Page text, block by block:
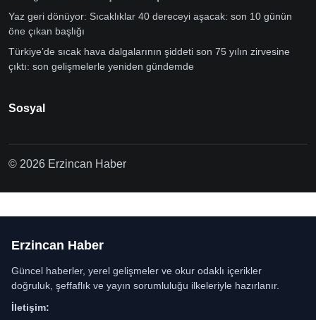
Yaz geri dönüyor: Sıcaklıklar 40 dereceyi aşacak: son 10 günün
öne çıkan başlığı
Türkiye’de sıcak hava dalgalarının şiddeti son 75 yılın zirvesine
çıktı: son gelişmelerle yeniden gündemde
Sosyal
© 2026 Erzincan Haber
Erzincan Haber
Güncel haberler, yerel gelişmeler ve okur odaklı içerikler
doğruluk, şeffaflık ve yayın sorumluluğu ilkeleriyle hazırlanır.
İletişim: